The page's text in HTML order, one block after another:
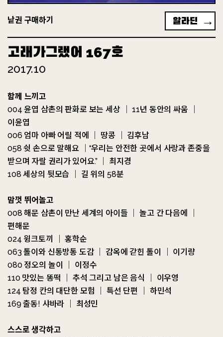
후원하는 곳 전체
4244
낱권 구매하기 알라딘
고래가그랬어 167호
2017.10
함께 느끼고
004 윤엽 삼촌의 판화로 보는 세상 ｜ 11년 동안의 싸움 ｜
이윤엽
006 엄마 아빠 어릴 적에 ｜ 땅콩 ｜ 김후남
058 쉿 손으로 말해요 ｜“우리는 안전한 곳에서 사랑과 존중을
받으며 자랄 권리가 있어요.” ｜ 최지경
108 세상의 뒷모습 ｜ 길 위의 58분
맘껏 뛰어놀고
008 해문 삼촌이 만난 세계의 아이들 ｜ 놀고 간 다음에 ｜
편해문
024 윙크토끼 ｜ 홍학순
063 톨이와 신통방통 도감 ｜ 감옥에 갇힌 톨이 ｜ 이기량
080 정오의 놀이 ｜ 이정수
110 맛있는 똥떡 ｜ 추석 그리고 남은 음식 ｜ 이우영
124 탐정 칸의 대단한 모험 ｜ 특선 단편 ｜ 하민석
169 출동! 샤바라 ｜ 최성민
스스로 생각하고